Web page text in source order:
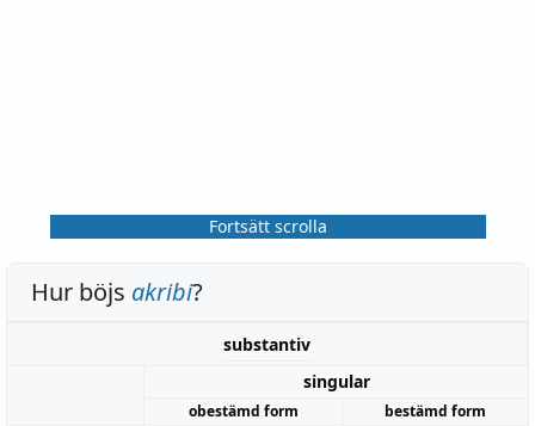
Fortsätt scrolla
Hur böjs akribi?
substantiv
singular
obestämd form
bestämd form